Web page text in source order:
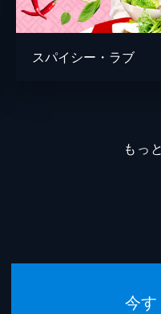
スパイシー・ラブ
もっ
今